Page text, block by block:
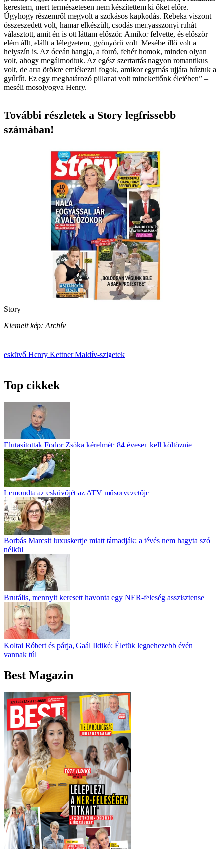
kerestem, mert természetesen nem készítettem ki őket előre.
Úgyhogy részemről megvolt a szokásos kapkodás. Rebeka viszont
összeszedett volt, hamar elkészült, csodás menyasszonyi ruhát
választott, amit én is ott láttam először. Amikor felvette, és először
elém állt, elállt a lélegzetem, gyönyörű volt. Mesébe illő volt a
helyszín is. Az óceán hangja, a forró, fehér homok, minden olyan
volt, ahogy megálmodtuk. Az egész szertartás nagyon romantikus
volt, de arra örökre emlékezni fogok, amikor egymás ujjára húztuk a
gyűrűt. Ez egy meghatározó pillanat volt mindkettőnk életében” –
meséli mosolyogva Henry.
További részletek a Story legfrissebb
számában!
Story
Kiemelt kép: Archív
esküvő Henry KettnerMaldív-szigetek
Top cikkek
Elutasították Fodor Zsóka kérelmét: 84 évesen kell költöznie
Lemondta az esküvőjét az ATV műsorvezetője
Borbás Marcsit luxuskertje miatt támadják: a tévés nem hagyta szó
nélkül
Brutális, mennyit keresett havonta egy NER-feleség asszisztense
Koltai Róbert és párja, Gaál Ildikó: Életük legnehezebb évén
vannak túl
Best Magazin